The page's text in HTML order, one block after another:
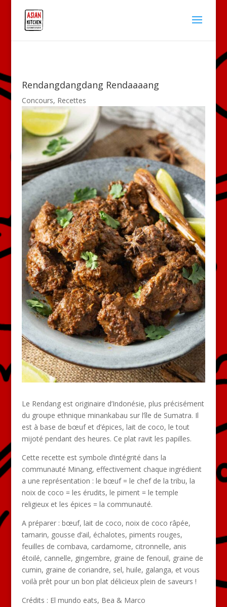
Rendangdangdang Rendaaaang
Concours, Recettes
Le Rendang est originaire d’Indonésie, plus précisément
du groupe ethnique minankabau sur l’île de Sumatra. Il
est à base de bœuf et d’épices, lait de coco, le tout
mijoté pendant des heures. Ce plat ravit les papilles.
Cette recette est symbole d’intégrité dans la
communauté Minang, effectivement chaque ingrédient
a une représentation : le bœuf = le chef de la tribu, la
noix de coco = les érudits, le piment = le temple
religieux et les épices = la communauté.
A préparer : bœuf, lait de coco, noix de coco râpée,
tamarin, gousse d’ail, échalotes, piments rouges,
feuilles de combava, cardamome, citronnelle, anis
étoilé, cannelle, gingembre, graine de fenouil, graine de
cumin, graine de coriandre, sel, huile, galanga, et vous
voilà prêt pour un bon plat délicieux plein de saveurs !
Crédits : El mundo eats, Bea & Marco